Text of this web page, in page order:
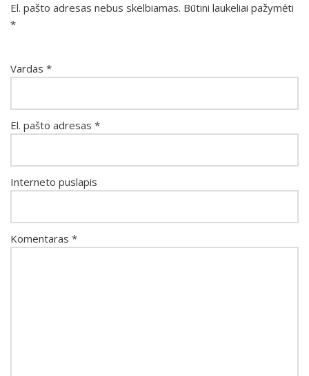
El. pašto adresas nebus skelbiamas. Būtini laukeliai pažymėti
*
Vardas *
El. pašto adresas *
Interneto puslapis
Komentaras *